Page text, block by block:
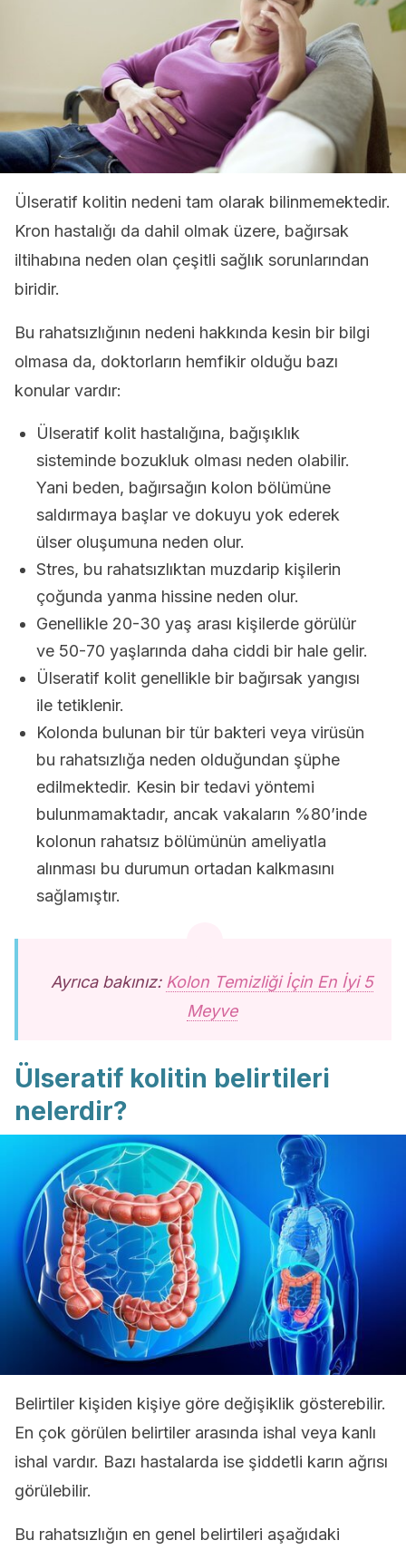
Ülseratif kolitin nedeni tam olarak bilinmemektedir.
Kron hastalığı da dahil olmak üzere, bağırsak
iltihabına neden olan çeşitli sağlık sorunlarından
biridir.
Bu rahatsızlığının nedeni hakkında kesin bir bilgi
olmasa da, doktorların hemfikir olduğu bazı
konular vardır:
Ülseratif kolit hastalığına, bağışıklık
sisteminde bozukluk olması neden olabilir.
Yani beden, bağırsağın kolon bölümüne
saldırmaya başlar ve dokuyu yok ederek
ülser oluşumuna neden olur.
Stres, bu rahatsızlıktan muzdarip kişilerin
çoğunda yanma hissine neden olur.
Genellikle 20-30 yaş arası kişilerde görülür
ve 50-70 yaşlarında daha ciddi bir hale gelir.
Ülseratif kolit genellikle bir bağırsak yangısı
ile tetiklenir.
Kolonda bulunan bir tür bakteri veya virüsün
bu rahatsızlığa neden olduğundan şüphe
edilmektedir. Kesin bir tedavi yöntemi
bulunmamaktadır, ancak vakaların %80’inde
kolonun rahatsız bölümünün ameliyatla
alınması bu durumun ortadan kalkmasını
sağlamıştır.
Ayrıca bakınız: Kolon Temizliği İçin En İyi 5
Meyve
Ülseratif kolitin belirtileri
nelerdir?
Belirtiler kişiden kişiye göre değişiklik gösterebilir.
En çok görülen belirtiler arasında ishal veya kanlı
ishal vardır. Bazı hastalarda ise şiddetli karın ağrısı
görülebilir.
Bu rahatsızlığın en genel belirtileri aşağıdaki